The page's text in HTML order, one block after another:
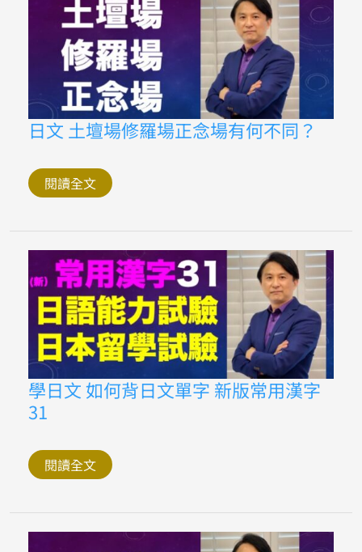
「食
〜」
日文 土壇場修羅場正念場有何不同？
日
文
壇
場
修
羅
正
場
有
何
不
同？
閱讀全文
學日文 如何背日文單字 新版常用漢字
31
學
日
文
如
背
日
文
新
版
閱讀全文